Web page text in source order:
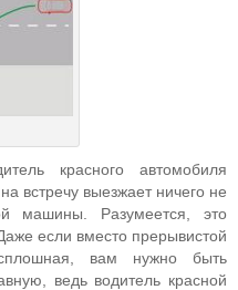
красного автомобиля
встречу выезжает ничего не
машины. Разумеется, это
если вместо прерывистой
вам нужно быть
ведь водитель красной